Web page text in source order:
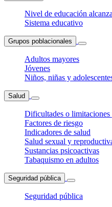
Nivel de educación
Sistema educativo
Grupos poblacionales
Adultos mayores
Jóvenes
Niños, niñas y
Salud
Dificultades o limitaciones
Factores de riesgo
Indicadores de salud
Salud sexual y
Sustancias psicoactivas
Tabaquismo en adultos
Seguridad pública
Seguridad pública